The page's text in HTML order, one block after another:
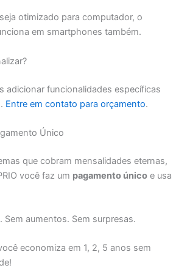
otimizado para computador, o
em smartphones também.
adicionar funcionalidades específicas
Entre em contato para orçamento.
Único
que cobram mensalidades eternas,
você faz um pagamento único e usa
Sem aumentos. Sem surpresas.
economiza em 1, 2, 5 anos sem